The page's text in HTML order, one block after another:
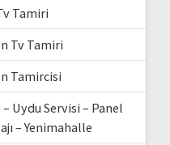
Tamiri
Tv Tamiri
Tamircisi
Uydu Servisi – Panel
– Yenimahalle